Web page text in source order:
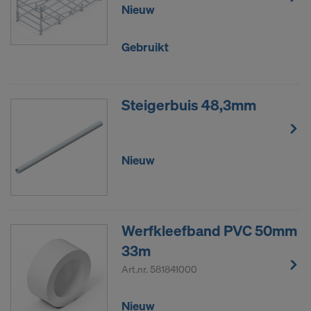
Nieuw
Gebruikt
Steigerbuis 48,3mm
Nieuw
Werfkleefband PVC 50mm
33m
Art.nr. 581841000
Nieuw